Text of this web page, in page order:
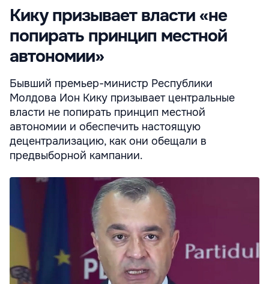
Кику призывает власти «не
попирать принцип местной
автономии»
Бывший премьер-министр Республики
Молдова Ион Кику призывает центральные
власти не попирать принцип местной
автономии и обеспечить настоящую
децентрализацию, как они обещали в
предвыборной кампании.